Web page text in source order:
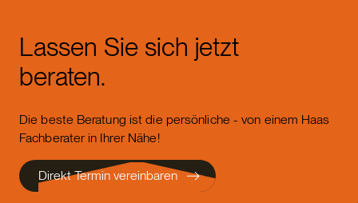
Lassen Sie sich jetzt
beraten.
Die beste Beratung ist die persönliche - von einem Haas
Fachberater in Ihrer Nähe!
Direkt Termin vereinbaren